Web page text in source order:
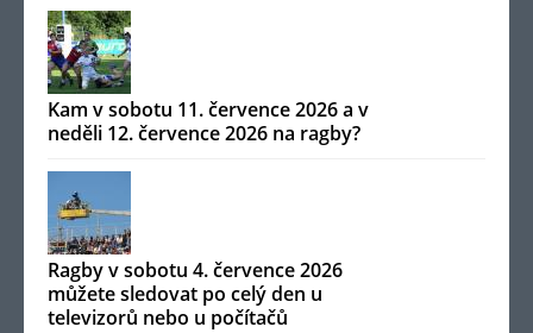
Kam v sobotu 11. července 2026 a v
neděli 12. července 2026 na ragby?
Ragby v sobotu 4. července 2026
můžete sledovat po celý den u
televizorů nebo u počítačů